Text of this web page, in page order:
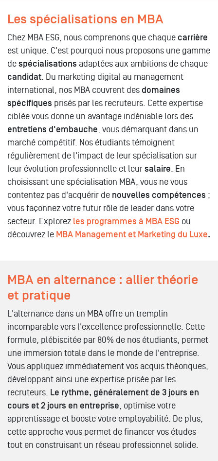
Les spécialisations en MBA
Chez MBA ESG, nous comprenons que chaque carrière
est unique. C'est pourquoi nous proposons une gamme
de spécialisations adaptées aux ambitions de chaque
candidat. Du marketing digital au management
international, nos MBA couvrent des domaines
spécifiques prisés par les recruteurs. Cette expertise
ciblée vous donne un avantage indéniable lors des
entretiens d'embauche, vous démarquant dans un
marché compétitif. Nos étudiants témoignent
régulièrement de l'impact de leur spécialisation sur
leur évolution professionnelle et leur salaire. En
choisissant une spécialisation MBA, vous ne vous
contentez pas d'acquérir de nouvelles compétences ;
vous façonnez votre futur rôle de leader dans votre
secteur. Explorez les programmes à MBA ESG ou
découvrez le MBA Management et Marketing du Luxe.
MBA en alternance : allier théorie
et pratique
L'alternance dans un MBA offre un tremplin
incomparable vers l'excellence professionnelle. Cette
formule, plébiscitée par 80% de nos étudiants, permet
une immersion totale dans le monde de l'entreprise.
Vous appliquez immédiatement vos acquis théoriques,
développant ainsi une expertise prisée par les
recruteurs. Le rythme, généralement de 3 jours en
cours et 2 jours en entreprise, optimise votre
apprentissage et booste votre employabilité. De plus,
cette approche vous permet de financer vos études
tout en construisant un réseau professionnel solide.